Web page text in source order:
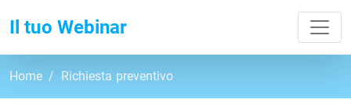
Il tuo Webinar
Home Richiesta preventivo